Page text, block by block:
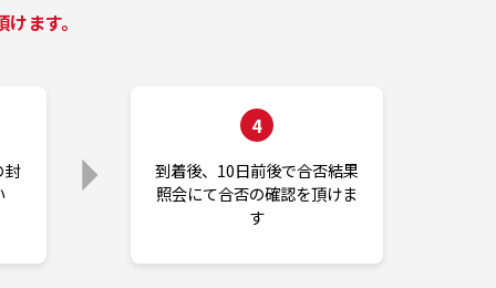
ます。
封
4
到着後、10日前後で合否結果
照会にて合否の確認を頂けま
す